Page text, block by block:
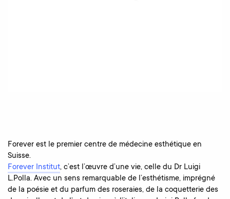
Forever est le premier centre de médecine esthétique en
Suisse.
Forever Institut, c’est l’œuvre d’une vie, celle du Dr Luigi
L.Polla. Avec un sens remarquable de l’esthétisme, imprégné
de la poésie et du parfum des roseraies, de la coquetterie des